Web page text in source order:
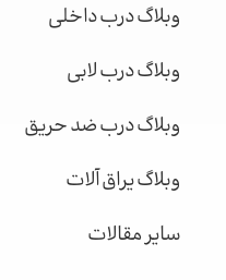
وبلاگ درب داخلی
وبلاگ درب لابی
وبلاگ درب ضد حریق
وبلاگ یراق آلات
سایر مقالات